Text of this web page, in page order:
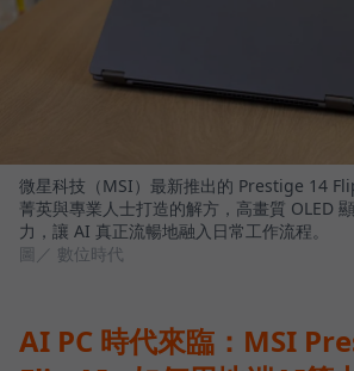
微星科技（MSI）最新推出的 Prestige 14
菁英與專業人士打造的解方，高畫質 OLED
力，讓 AI 真正流暢地融入日常工作流程。
圖／ 數位時代
AI PC 時代來臨：MSI